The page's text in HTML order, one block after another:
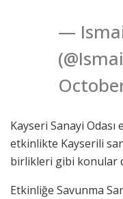
—
Kayseri Sanayi
etkinlikte Kayserili
birlikleri gibi konular
Etkinliğe Savunma